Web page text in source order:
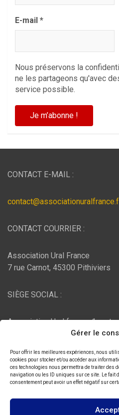
Gérer le
Pour offrir les meilleures expériences, nous
cookies pour stocker et/ou accéder aux
ces technologies nous permettra de traiter des
navigation ou les ID uniques sur ce site. Le fait
consentement peut avoir un effet négatif sur
E-mail *
Nous préservons la
ne les partageons qu'avec
service possible.
CONTACT E-MAIL :
CONTACT COURRIER :
Association Ural France
7 rue Carnot, 45300 Pithiviers
SIÈGE SOCIAL :
Association Ural france, 1
Bujaleuf, 87460 Bujaleuf
HÉBERGEMENT :
, Chemin des